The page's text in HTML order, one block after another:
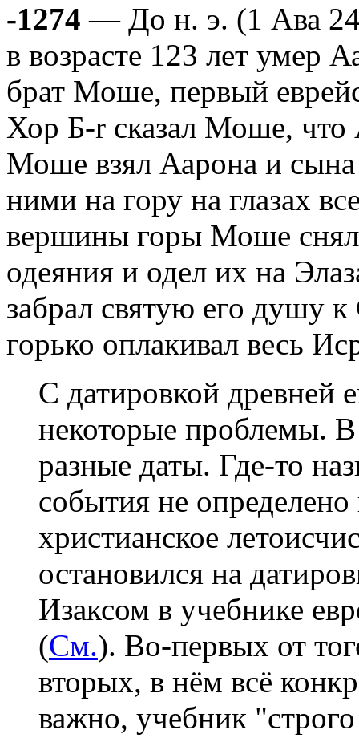
-1274 — До н. э. (1 Ава
в возрасте 123 лет умер
брат Моше, первый
Хор Б-r сказал Моше,
Моше взял Аарона и сына
ними на гору на глазах
вершины горы Моше снял
одеяния и одел их на
забрал святую его душу
горько оплакивал весь
С датировкой древней
некоторые проблемы.
разные даты. Где-то
события не определено
христианское
остановился на
Изаксом в учебнике
(См.). Во-первых от
вторых, в нём всё
важно, учебник